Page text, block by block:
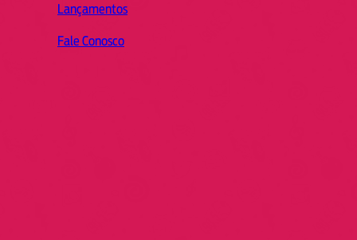
Lançamentos
Fale Conosco